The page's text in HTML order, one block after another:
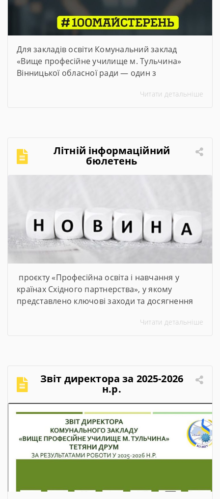
Для закладів освіти Комунальний заклад
«Вище професійне училище м. Тульчина»
Вінницької обласної ради — один з
реалізується @Міністерством освіти і науки
щоб студенти мали змогу опановувати сучасні
та актуальні професії та спеціальності. Завдяки
субвенції в розмірі […]
Читати детальніше
Літній інформаційний
бюлетень
проєкту «Професійна освіта і навчання у
країнах Східного партнерства», у якому
представлено ключові заходи та досягнення
Читати детальніше
Звіт директора за 2025-2026
н.р.